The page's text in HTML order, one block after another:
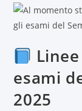
esami
2025